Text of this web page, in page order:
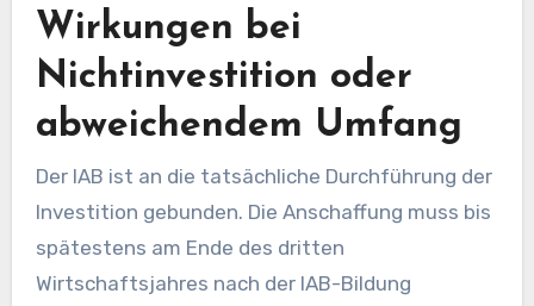
Wirkungen bei
Nichtinvestition oder
abweichendem Umfang
Der IAB ist an die tatsächliche Durchführung der
Investition gebunden. Die Anschaffung muss bis
spätestens am Ende des dritten
Wirtschaftsjahres nach der IAB-Bildung